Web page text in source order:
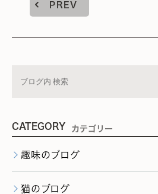
PREV
CATEGORY カテゴリー
趣味のブログ
猫のブログ